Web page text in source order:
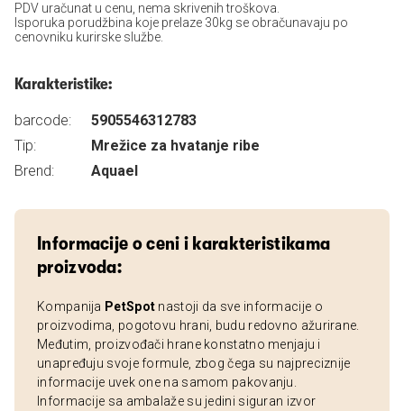
PDV uračunat u cenu, nema skrivenih troškova.
Isporuka porudžbina koje prelaze 30kg se obračunavaju po
cenovniku kurirske službe.
Karakteristike:
barcode:
5905546312783
Tip:
Mrežice za hvatanje ribe
Brend:
Aquael
Informacije o ceni i karakteristikama
proizvoda:
Kompanija PetSpot nastoji da sve informacije o
proizvodima, pogotovu hrani, budu redovno ažurirane.
Međutim, proizvođači hrane konstatno menjaju i
unapređuju svoje formule, zbog čega su najpreciznije
informacije uvek one na samom pakovanju.
Informacije sa ambalaže su jedini siguran izvor